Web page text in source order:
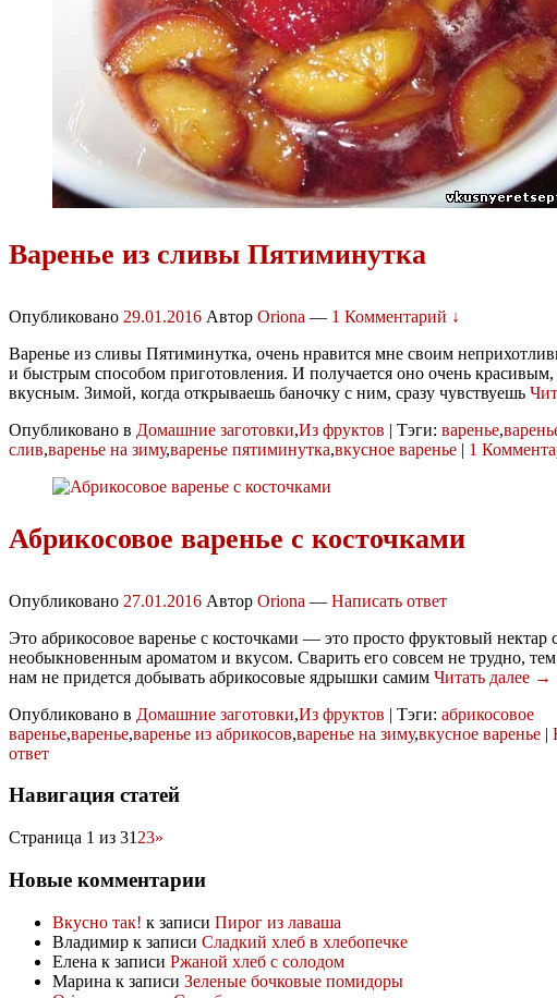
Варенье из сливы Пятиминутка
Опубликовано 29.01.2016 Автор Oriona — 1 Комментарий ↓
Варенье из сливы Пятиминутка, очень нравится мне своим
и быстрым способом приготовления. И получается оно очень
вкусным. Зимой, когда открываешь баночку с ним, сразу чувствуешь
Опубликовано в Домашние заготовки,Из фруктов | Тэги: варенье,
слив,варенье на зиму,варенье пятиминутка,вкусное варенье | 1
Абрикосовое варенье с косточками
Опубликовано 27.01.2016 Автор Oriona — Написать ответ
Это абрикосовое варенье с косточками — это просто фруктовый нектар
необыкновенным ароматом и вкусом. Сварить его совсем не трудно, тем
нам не придется добывать абрикосовые ядрышки самим Читать далее →
Опубликовано в Домашние заготовки,Из фруктов | Тэги: абрикосовое
варенье,варенье,варенье из абрикосов,варенье на зиму,вкусное варенье |
ответ
Навигация статей
Страница 1 из 31 23»
Новые комментарии
Вкусно так! к записи Пирог из лаваша
Владимир к записи Сладкий хлеб в хлебопечке
Елена к записи Ржаной хлеб с солодом
Марина к записи Зеленые бочковые помидоры